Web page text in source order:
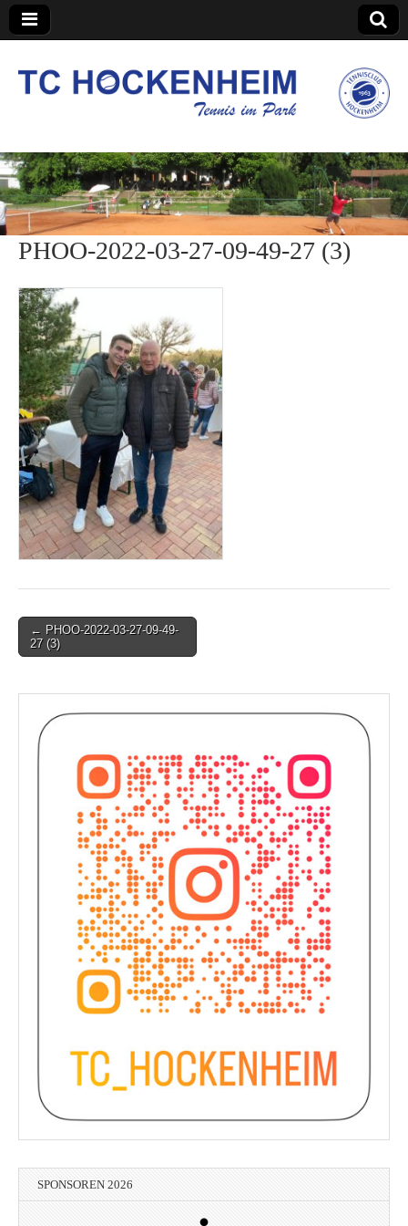
TC Hockenheim
PHOO-2022-03-27-09-49-27 (3)
Post
navigation
← PHOO-2022-03-27-09-49-
27 (3)
SPONSOREN 2026